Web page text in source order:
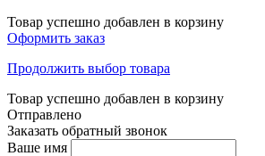
Товар успешно добавлен в корзину
Оформить заказ
Продолжить выбор товара
Товар успешно добавлен в корзину
Отправлено
Заказать обратный звонок
Ваше имя